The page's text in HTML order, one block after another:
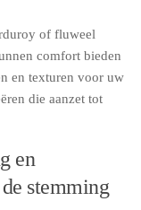
of fluweel
comfort bieden
en texturen voor uw
die aanzet tot
en
stemming